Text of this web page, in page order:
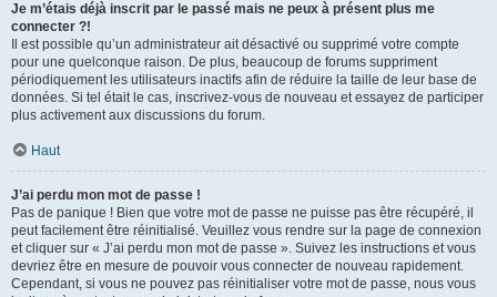
Je m’étais déjà inscrit par le passé mais ne peux à présent plus me
connecter ?!
Il est possible qu’un administrateur ait désactivé ou supprimé votre compte
pour une quelconque raison. De plus, beaucoup de forums suppriment
périodiquement les utilisateurs inactifs afin de réduire la taille de leur base de
données. Si tel était le cas, inscrivez-vous de nouveau et essayez de participer
plus activement aux discussions du forum.
Haut
J’ai perdu mon mot de passe !
Pas de panique ! Bien que votre mot de passe ne puisse pas être récupéré, il
peut facilement être réinitialisé. Veuillez vous rendre sur la page de connexion
et cliquer sur « J’ai perdu mon mot de passe ». Suivez les instructions et vous
devriez être en mesure de pouvoir vous connecter de nouveau rapidement.
Cependant, si vous ne pouvez pas réinitialiser votre mot de passe, nous vous